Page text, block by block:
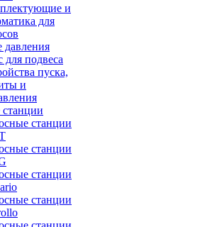
и
для
давления
для подвеса
пуска,
и
станции
станции
станции
станции